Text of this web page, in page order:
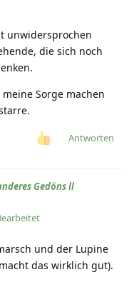
unwidersprochen
die sich noch
Sorge machen
Antworten
Gedöns ll
und der Lupine
das wirklich gut).